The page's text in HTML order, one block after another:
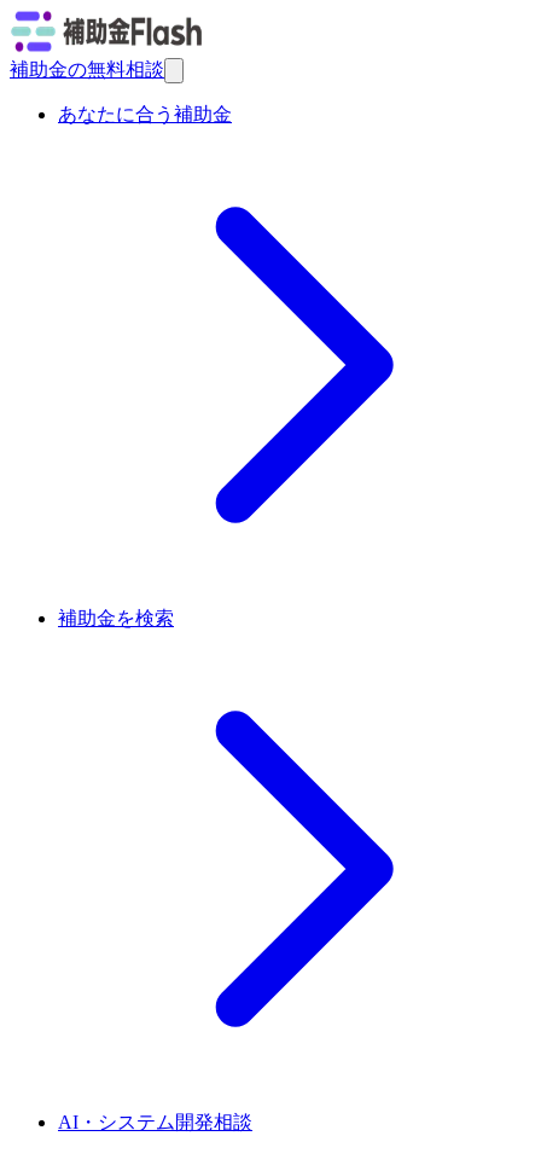
補助金の無料相談
あなたに合う補助金
補助金を検索
AI・システム開発相談